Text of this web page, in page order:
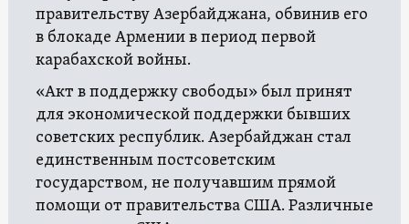
правительству Азербайджана, обвинив его
в блокаде Армении в период первой
карабахской войны.
«Акт в поддержку свободы» был принят
для экономической поддержки бывших
советских республик. Азербайджан стал
единственным постсоветским
государством, не получавшим прямой
помощи от правительства США. Различные